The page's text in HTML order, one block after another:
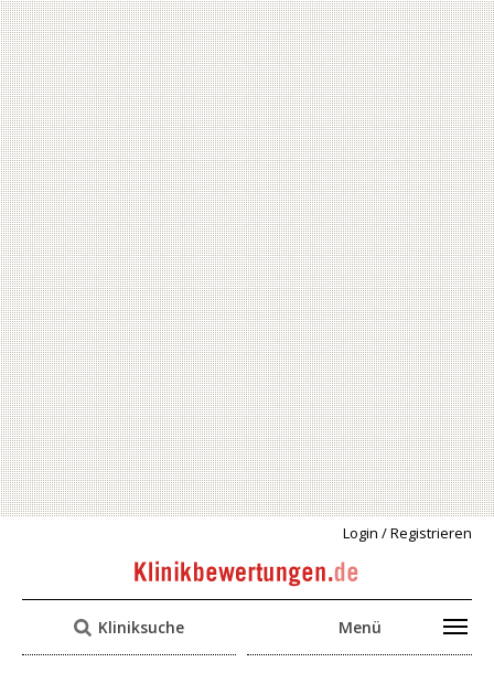
Login / Registrieren
Kliniksuche Menü